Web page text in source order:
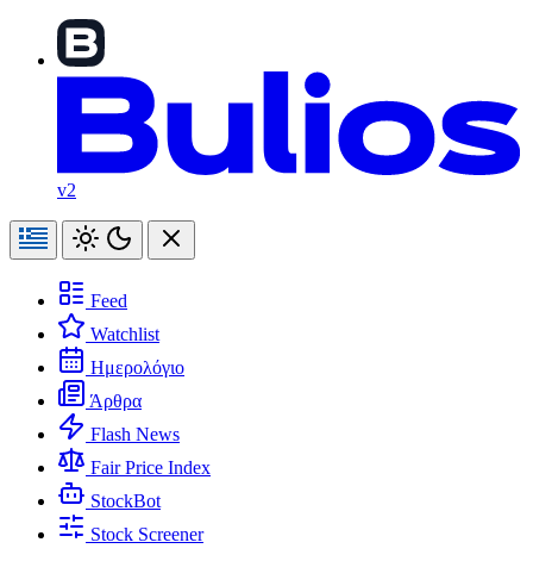
v2
Feed
Watchlist
Ημερολόγιο
Άρθρα
Flash News
Fair Price Index
StockBot
Stock Screener